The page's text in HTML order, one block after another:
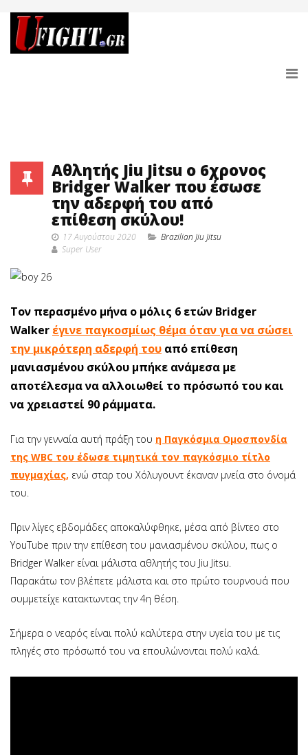
Αθλητής Jiu Jitsu o 6χρονος
Bridger Walker που έσωσε
την αδερφή του από
επίθεση σκύλου!
17 Αυγούστου 2020
Brazilian Jiu Jitsu
Super User
Toν περασμένο μήνα ο μόλις 6 ετών Bridger
Walker έγινε παγκοσμίως θέμα όταν για να σώσει
την μικρότερη αδερφή του από επίθεση
μανιασμένου σκύλου μπήκε ανάμεσα με
αποτέλεσμα να αλλοιωθεί το πρόσωπό του και
να χρειαστεί 90 ράμματα.
Για την γενναία αυτή πράξη του η Παγκόσμια Ομοσπονδία
της WBC του έδωσε τιμητικά τον παγκόσμιο τίτλο
πυγμαχίας, ενώ σταρ του Χόλυγουντ έκαναν μνεία στο όνομά
του.
Πριν λίγες εβδομάδες αποκαλύφθηκε, μέσα από βίντεο στο
YouTube πριν την επίθεση του μανιασμένου σκύλου, πως ο
Bridger Walker είναι μάλιστα αθλητής του Jiu Jitsu.
Παρακάτω τον βλέπετε μάλιστα και στο πρώτο τουρνουά που
συμμετείχε κατακτωντας την 4η θέση.
Σήμερα ο νεαρός είναι πολύ καλύτερα στην υγεία του με τις
πληγές στο πρόσωπό του να επουλώνονται πολύ καλά.